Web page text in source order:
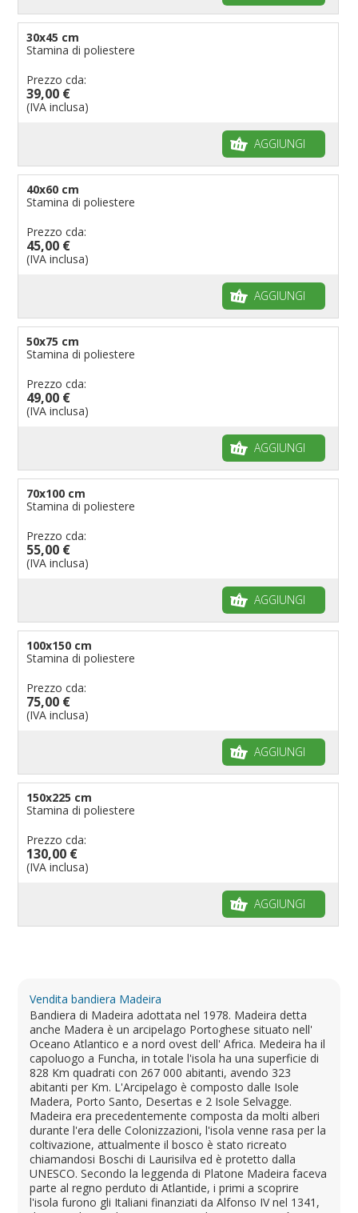
30x45 cm
Stamina di poliestere
Prezzo cda:
39,00 €
(IVA inclusa)
AGGIUNGI
40x60 cm
Stamina di poliestere
Prezzo cda:
45,00 €
(IVA inclusa)
AGGIUNGI
50x75 cm
Stamina di poliestere
Prezzo cda:
49,00 €
(IVA inclusa)
AGGIUNGI
70x100 cm
Stamina di poliestere
Prezzo cda:
55,00 €
(IVA inclusa)
AGGIUNGI
100x150 cm
Stamina di poliestere
Prezzo cda:
75,00 €
(IVA inclusa)
AGGIUNGI
150x225 cm
Stamina di poliestere
Prezzo cda:
130,00 €
(IVA inclusa)
AGGIUNGI
Vendita bandiera Madeira
Bandiera di Madeira adottata nel 1978. Madeira detta
anche Madera è un arcipelago Portoghese situato nell'
Oceano Atlantico e a nord ovest dell' Africa. Medeira ha il
capoluogo a Funcha, in totale l'isola ha una superficie di
828 Km quadrati con 267 000 abitanti, avendo 323
abitanti per Km. L'Arcipelago è composto dalle Isole
Madera, Porto Santo, Desertas e 2 Isole Selvagge.
Madeira era precedentemente composta da molti alberi
durante l'era delle Colonizzazioni, l'isola venne rasa per la
coltivazione, attualmente il bosco è stato ricreato
chiamandosi Boschi di Laurisilva ed è protetto dalla
UNESCO. Secondo la leggenda di Platone Madeira faceva
parte al regno perduto di Atlantide, i primi a scoprire
l'isola furono gli Italiani finanziati da Alfonso IV nel 1341,